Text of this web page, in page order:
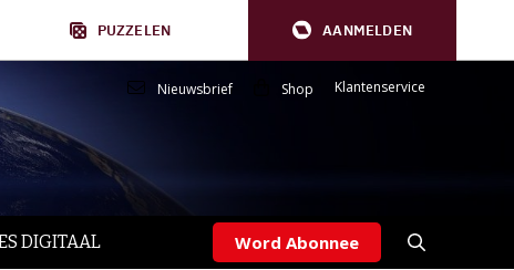
PUZZELEN AANMELDEN
Nieuwsbrief Shop Klantenservice
DIGITAAL Word Abonnee